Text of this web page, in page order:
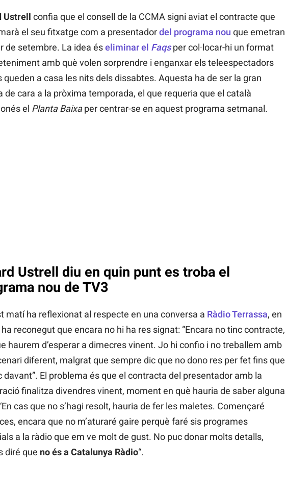
Ustrell confia que el consell de la CCMA signi aviat el contracte que
el seu fitxatge com a presentadordel programa nou que emetran
de setembre. La idea éseliminar el Faqsper col·locar-hi un format
amb què volen sorprendre i enganxar els teleespectadors
queden a casa les nits dels dissabtes. Aquesta ha de ser la gran
de cara a la pròxima temporada, el que requeria que el català
el Planta Baixaper centrar-se en aquest programa setmanal.
Ustrell diu en quin punt es troba el
nou de TV3
matí ha reflexionat al respecte en una conversa a Ràdio Terrassa, en
reconegut que encara no hi ha res signat: “Encara no tinc contracte,
haurem d’esperar a dimecres vinent. Jo hi confio i no treballem amb
diferent, malgrat que sempre dic que no dono res per fet fins que
davant”. El problema és que el contracta del presentador amb la
finalitza divendres vinent, moment en què hauria de saber alguna
cas que no s’hagi resolt, hauria de fer les maletes. Començaré
encara que no m’aturaré gaire perquè faré sis programes
a la ràdio que em ve molt de gust. No puc donar molts detalls,
diré que no és a Catalunya Ràdio“.